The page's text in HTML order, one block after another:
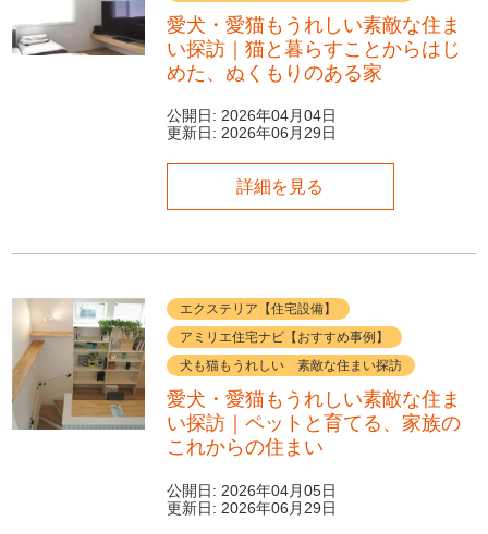
愛犬・愛猫もうれしい素敵な住ま
い探訪｜猫と暮らすことからはじ
めた、ぬくもりのある家
公開日: 2026年04月04日
更新日: 2026年06月29日
詳細を見る
エクステリア【住宅設備】
アミリエ住宅ナビ【おすすめ事例】
犬も猫もうれしい 素敵な住まい探訪
愛犬・愛猫もうれしい素敵な住ま
い探訪｜ペットと育てる、家族の
これからの住まい
公開日: 2026年04月05日
更新日: 2026年06月29日